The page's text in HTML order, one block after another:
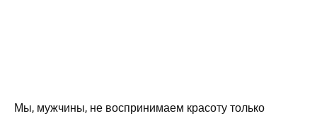
Мы, мужчины, не воспринимаем красоту только